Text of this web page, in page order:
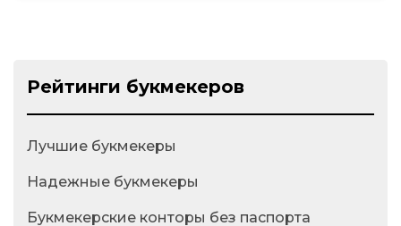
Рейтинги букмекеров
Лучшие букмекеры
Надежные букмекеры
Букмекерские конторы без паспорта